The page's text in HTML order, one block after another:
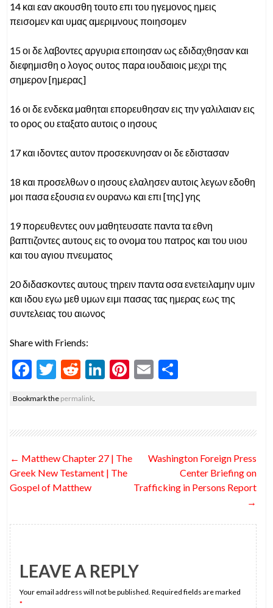
14 και εαν ακουσθη τουτο επι του ηγεμονος ημεις
πεισομεν και υμας αμεριμνους ποιησομεν
15 οι δε λαβοντες αργυρια εποιησαν ως εδιδαχθησαν και
διεφημισθη ο λογος ουτος παρα ιουδαιοις μεχρι της
σημερον [ημερας]
16 οι δε ενδεκα μαθηται επορευθησαν εις την γαλιλαιαν εις
το ορος ου εταξατο αυτοις ο ιησους
17 και ιδοντες αυτον προσεκυνησαν οι δε εδιστασαν
18 και προσελθων ο ιησους ελαλησεν αυτοις λεγων εδοθη
μοι πασα εξουσια εν ουρανω και επι [της] γης
19 πορευθεντες ουν μαθητευσατε παντα τα εθνη
βαπτιζοντες αυτους εις το ονομα του πατρος και του υιου
και του αγιου πνευματος
20 διδασκοντες αυτους τηρειν παντα οσα ενετειλαμην υμιν
και ιδου εγω μεθ υμων ειμι πασας τας ημερας εως της
συντελειας του αιωνος
Share with Friends:
F
e
b
o
k
T
itt
er
R
d
di
Li
dI
Pi
es
E
l
e
Bookmark the permalink.
Post
navigation
← Matthew Chapter 27 | The
Greek New Testament | The
Gospel of Matthew
Washington Foreign Press
Center Briefing on
Trafficking in Persons Report
→
LEAVE A REPLY
Your email address will not be published. Required fields are marked
*